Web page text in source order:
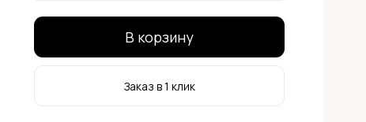
В корзину
Заказ в 1 клик